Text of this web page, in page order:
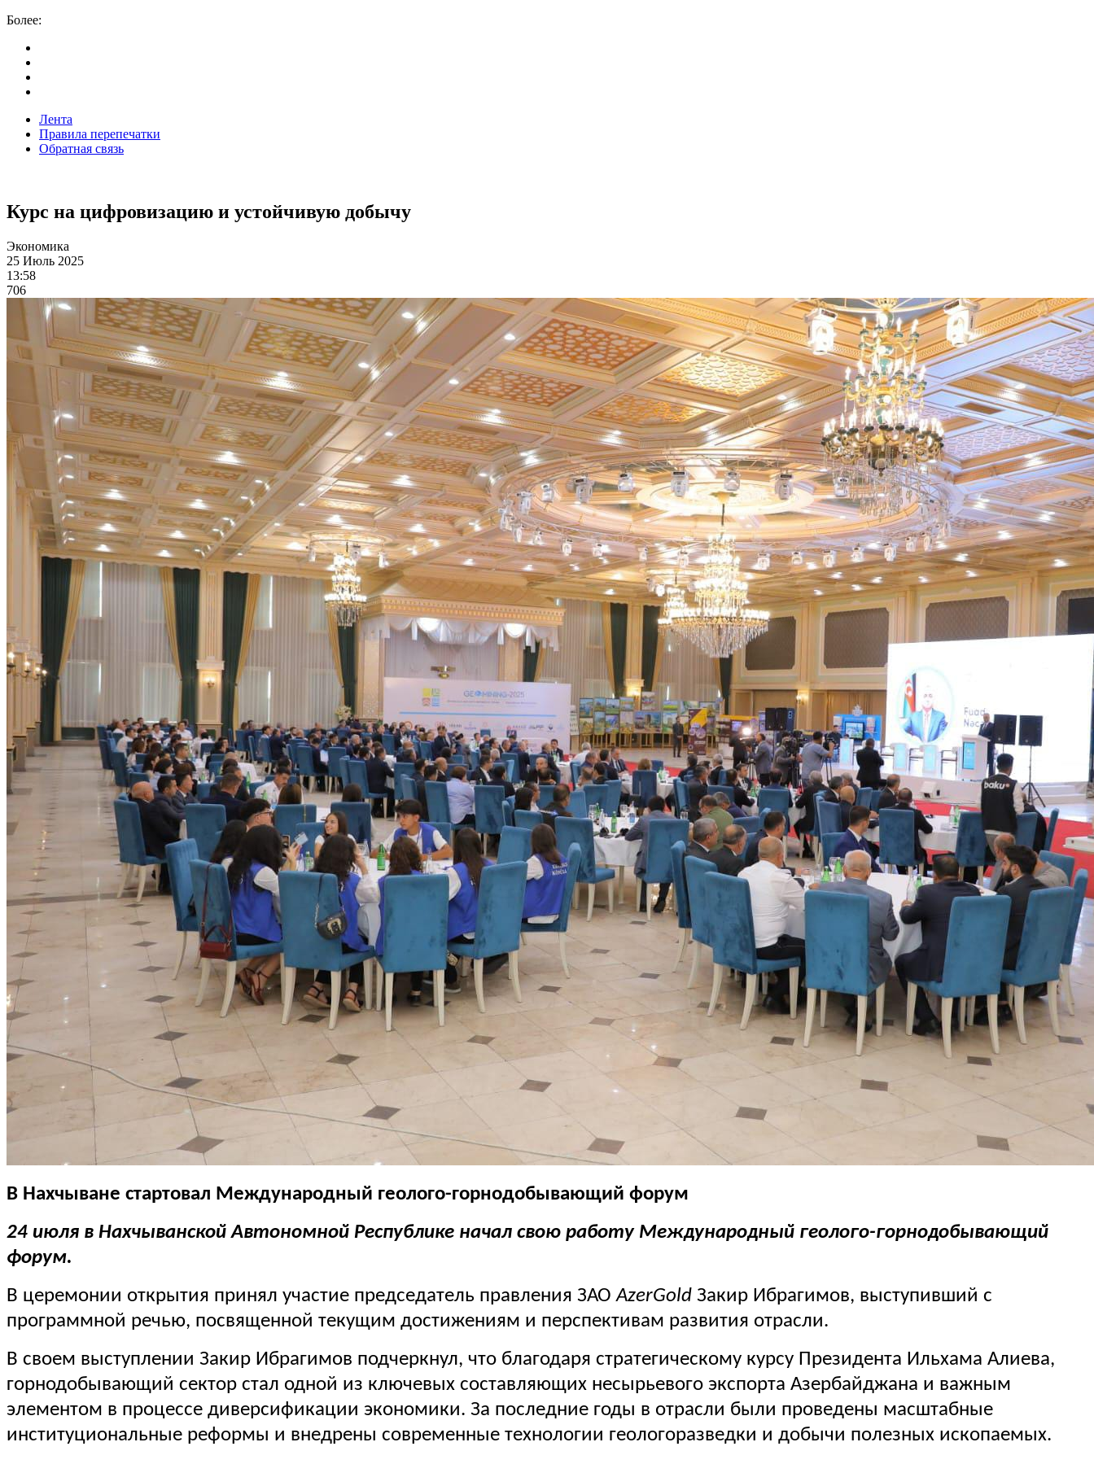
Более:
Лента
Правила перепечатки
Обратная связь
Курс на цифровизацию и устойчивую добычу
Экономика
25 Июль 2025
13:58
706
В Нахчыване стартовал Международный геолого-горнодобывающий форум
24 июля в Нахчыванской Автономной Республике начал свою работу Международный геолого-горнодобывающий
форум.
В церемонии открытия принял участие председатель правления ЗАОAzerGold Закир Ибрагимов, выступивший с
программной речью, посвященной текущим достижениям и перспективам развития отрасли.
В своем выступлении Закир Ибрагимов подчеркнул, что благодаря стратегическому курсу Президента Ильхама Алиева,
горнодобывающий сектор стал одной из ключевых составляющих несырьевого экспорта Азербайджана и важным
элементом в процессе диверсификации экономики. За последние годы в отрасли были проведены масштабные
институциональные реформы и внедрены современные технологии геологоразведки и добычи полезных ископаемых.